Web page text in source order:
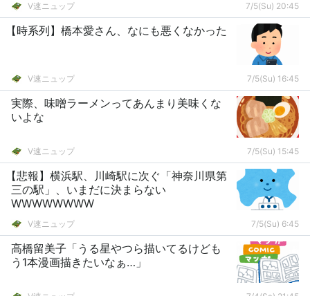
V速ニュップ 7/5(Su) 20:45
【時系列】橋本愛さん、なにも悪くなかった
V速ニュップ 7/5(Su) 16:45
実際、味噌ラーメンってあんまり美味くな
いよな
V速ニュップ 7/5(Su) 15:45
【悲報】横浜駅、川崎駅に次ぐ「神奈川県第
三の駅」、いまだに決まらない
WWWWWWWW
V速ニュップ 7/5(Su) 6:45
高橋留美子「うる星やつら描いてるけども
う1本漫画描きたいなぁ…」